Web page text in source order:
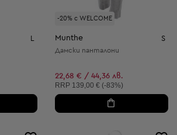
L
-20% с WELCOME
Munthe S
Дамски панталони
22,68 € / 44,36 лв.
Препоръчителна цена:
RRP 139,00 € (-83%)